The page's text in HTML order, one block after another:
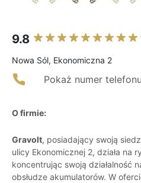
9.8
Nowa Sól, Ekonomiczna 2
Pokaż numer telefonu
O firmie:
Gravolt, posiadający swoją
ulicy Ekonomicznej 2, działa na
koncentrując swoją działalność
obsłudze akumulatorów. W